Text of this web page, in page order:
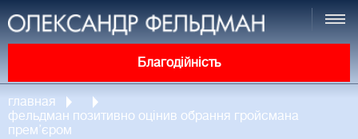
Благодійність
главная
фельдман позитивно оцінив обрання гройсмана
прем’єром